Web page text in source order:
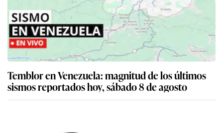
Temblor en Venezuela: magnitud de los últimos
sismos reportados hoy, sábado 8 de agosto